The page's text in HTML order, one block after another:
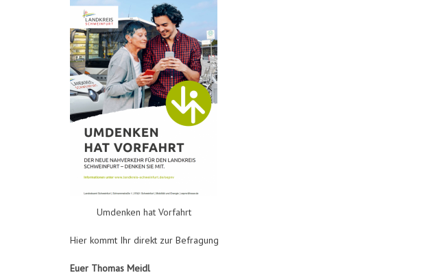
Umdenken hat Vorfahrt
Hier kommt Ihr direkt zur Befragung
Euer Thomas Meidl